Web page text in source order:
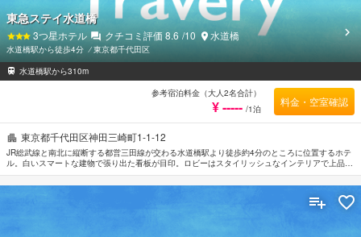
東京都千代田区神田三崎町1-1-12
JR総武線と南北に縦断する都営三田線が交わる水道橋駅より徒歩約4分のところに位置するホテ
ル。白いスマートな建物で張り出た看板が目印。ロビーはスタイリッシュなインテリアで上品に
まとめられている。こぢんまりとした客室はシンプルかつオーソドックスな内装。東京ドームま
で約850m。小石川後楽園へは約1.2km。ニコライ堂までは約1.3km。
東急ステイ水道橋
3つ星ホテル クチコミ評価 8.6 /10 水道橋
水道橋駅から徒歩4分 ⁄東京都千代田区
水道橋駅から310m
参考宿泊料金（大人2名合計）
¥ ----- /1泊
料金・空室確認